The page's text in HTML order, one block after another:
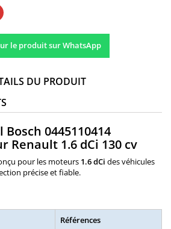
le produit sur WhatsApp
DU PRODUIT
0445110414
Renault 1.6 dCi 130 cv
pour les moteurs 1.6 dCi des véhicules
précise et fiable.
Références